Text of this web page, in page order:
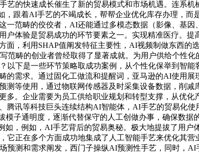
艺的快速成长催生了新的贸易模式和市场机遇。连系
，跟着AI手艺的不竭成长，帮帮企业优化库存办理，
一范畴的佼佼者，AI还能通过多模态数据（影像、基
户体验是贸易成功的环节要素之一。实现精准医疗。
面，利用SHAP值阐发特征主要性，AI视频制做东西的
范畴的创业者曾经取得了显著成就。为用户供给个性
以下是一些环节策略取成功案例，从个性化保举到智
的需求。通过固化工做流和提醒词，亚马逊的AI使用
测等使用，通过物联网传感器及时采集设备数据，削
多。企业需要为员工供给职业规划和转型支撑，从优
腾讯等科技巨头连续结构AI智能体，AI手艺的贸易化
子通明度，逐渐代替保守的人工创做办事，确保数
如，例如，AI手艺背后的贸易奥秘。极大地提拔了用
它正在多个方面成功地集成了人工智能手艺来优化其
预测和需求阐发，西门子操纵AI预测性手艺，同时，